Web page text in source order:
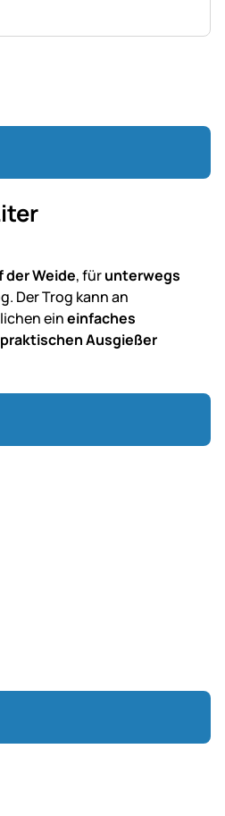
der Weide, fürunterwegs
Der Trog kann an
eineinfaches
praktischen Ausgießer